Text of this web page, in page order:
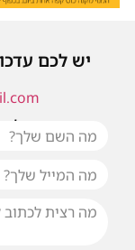
יש לכם
או